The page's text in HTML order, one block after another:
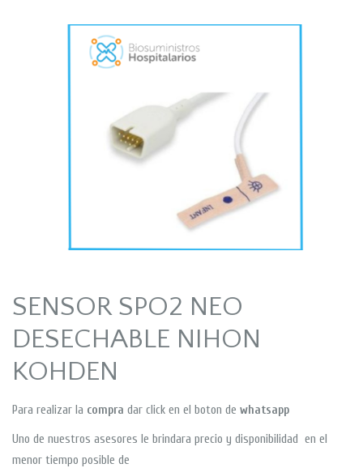
SENSOR SPO2 NEO
DESECHABLE NIHON
KOHDEN
Para realizar la compra dar click en el boton de whatsapp
Uno de nuestros asesores le brindara precio y disponibilidad en el
menor tiempo posible de